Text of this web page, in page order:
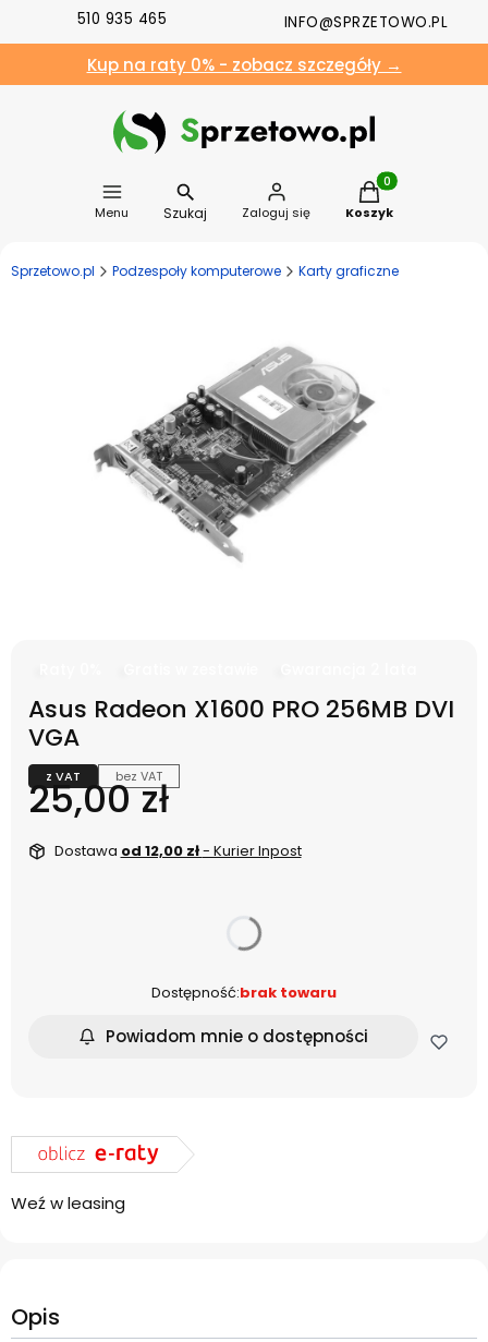
510 935 465 INFO@SPRZETOWO.PL
Kup na raty 0% - zobacz szczegóły →
Menu Szukaj Zaloguj się
Produkty w
Koszyk
Sprzetowo.pl Podzespoły komputerowe Karty graficzne
Asus Radeon X1600 PRO 256MB DVI
VGA
z VAT bez VAT
Cena
25,00 zł
Dostawa od 12,00 zł- Kurier Inpost
Dostępność:brak towaru
Powiadom mnie o dostępności
Weź w leasing
Opis